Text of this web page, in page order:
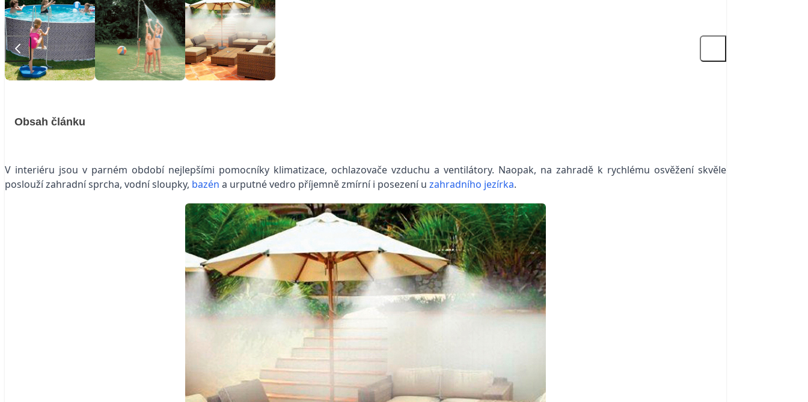
Obsah článku
V interiéru jsou v parném období nejlepšími pomocníky klimatizace, ochlazovače vzduchu a ventilátory. Naopak, na zahradě k rychlému osvěžení skvěle
poslouží zahradní sprcha, vodní sloupky, bazén a urputné vedro příjemně zmírní i posezení u zahradního jezírka.